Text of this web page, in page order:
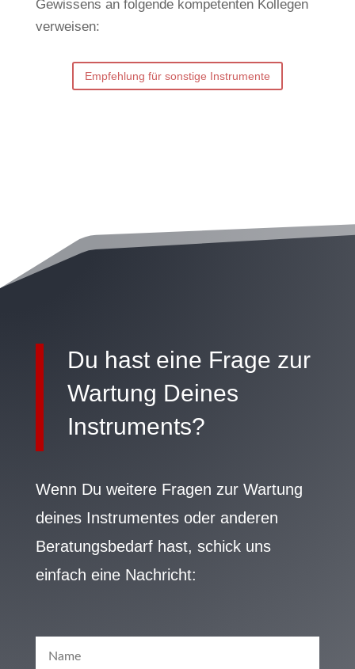
Gewissens an folgende kompetenten Kollegen
verweisen:
Empfehlung für sonstige Instrumente
Du hast eine Frage zur
Wartung Deines
Instruments?
Wenn Du weitere Fragen zur Wartung
deines Instrumentes oder anderen
Beratungsbedarf hast, schick uns
einfach eine Nachricht: